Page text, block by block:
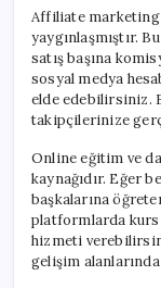
Affiliate marketing
yaygınlaşmıştır.
satış başına
sosyal medya
elde edebilirsiniz.
takipçilerinize
Online eğitim ve
kaynağıdır. Eğer
başkalarına
platformlarda kurs
hizmeti
gelişim